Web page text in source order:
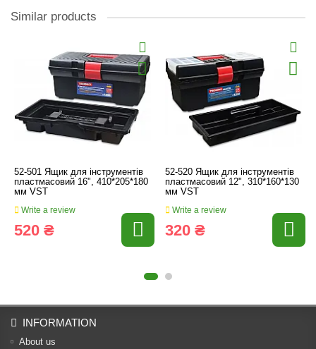
Similar products
52-501 Ящик для інструментів
пластмасовий 16", 410*205*180
мм VST
Write a review
520 ₴
52-520 Ящик для інструментів
пластмасовий 12", 310*160*130
мм VST
Write a review
320 ₴
INFORMATION
About us